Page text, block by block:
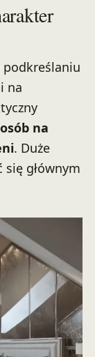
podkreślaniu
na
na
. Duże
głównym